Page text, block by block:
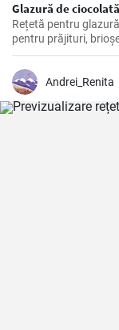
Glazură de
Rețetă pentru
pentru prăjituri,
fursecuri de casă.
Andrei_Renita